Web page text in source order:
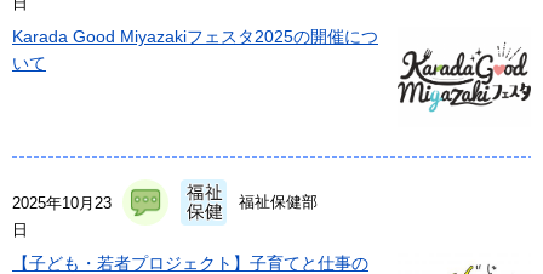
Karada Good Miyazakiフェスタ2025の開催につ
いて
2025年10月23
日
福祉保健部
【子ども・若者プロジェクト】子育てと仕事の